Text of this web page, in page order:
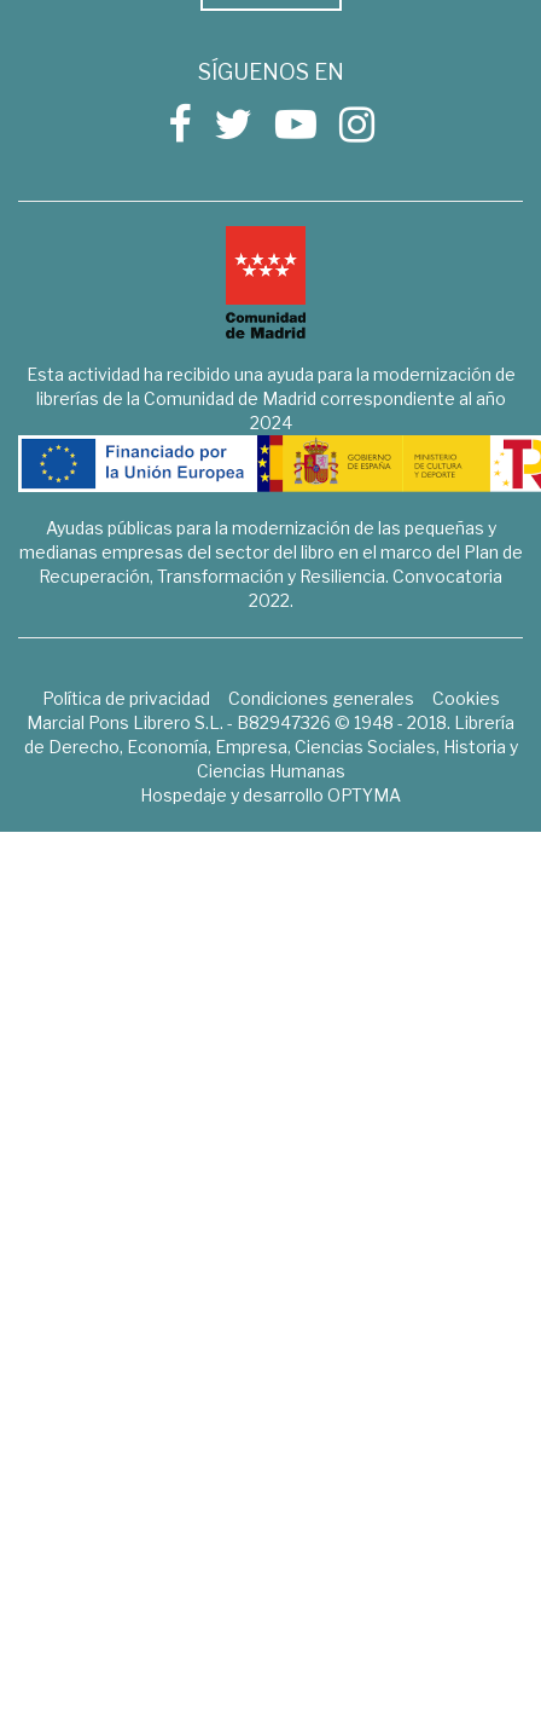
SÍGUENOS EN
Esta actividad ha recibido una ayuda para la modernización de
librerías de la Comunidad de Madrid correspondiente al año
2024
Ayudas públicas para la modernización de las pequeñas y
medianas empresas del sector del libro en el marco del Plan de
Recuperación, Transformación y Resiliencia. Convocatoria
2022.
Política de privacidad Condiciones generales
Cookies
Marcial Pons Librero S.L. - B82947326 © 1948 - 2018. Librería
de Derecho, Economía, Empresa, Ciencias Sociales, Historia y
Ciencias Humanas
Hospedaje y desarrollo OPTYMA